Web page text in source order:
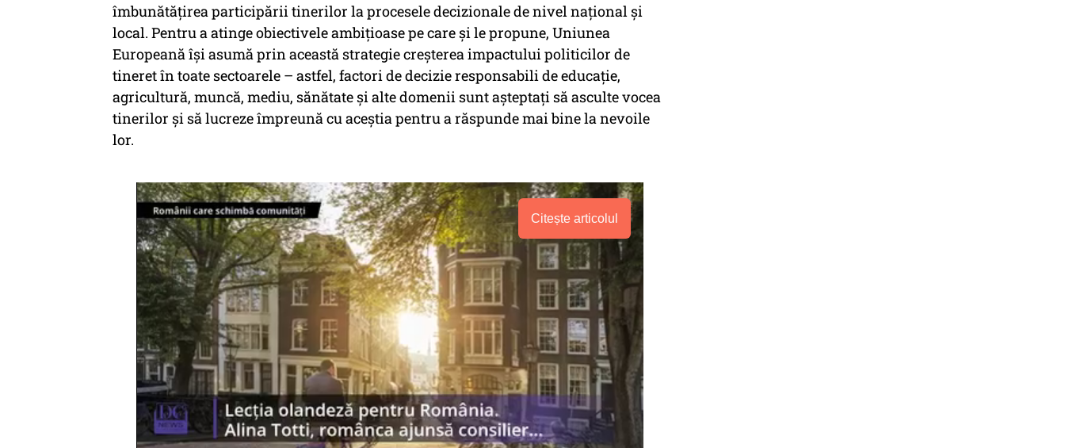
îmbunătățirea participării tinerilor la procesele decizionale de nivel național și
local. Pentru a atinge obiectivele ambițioase pe care și le propune, Uniunea
Europeană își asumă prin această strategie creșterea impactului politicilor de
tineret în toate sectoarele – astfel, factori de decizie responsabili de educație,
agricultură, muncă, mediu, sănătate și alte domenii sunt așteptați să asculte vocea
tinerilor și să lucreze împreună cu aceștia pentru a răspunde mai bine la nevoile
lor.
Citește articolul